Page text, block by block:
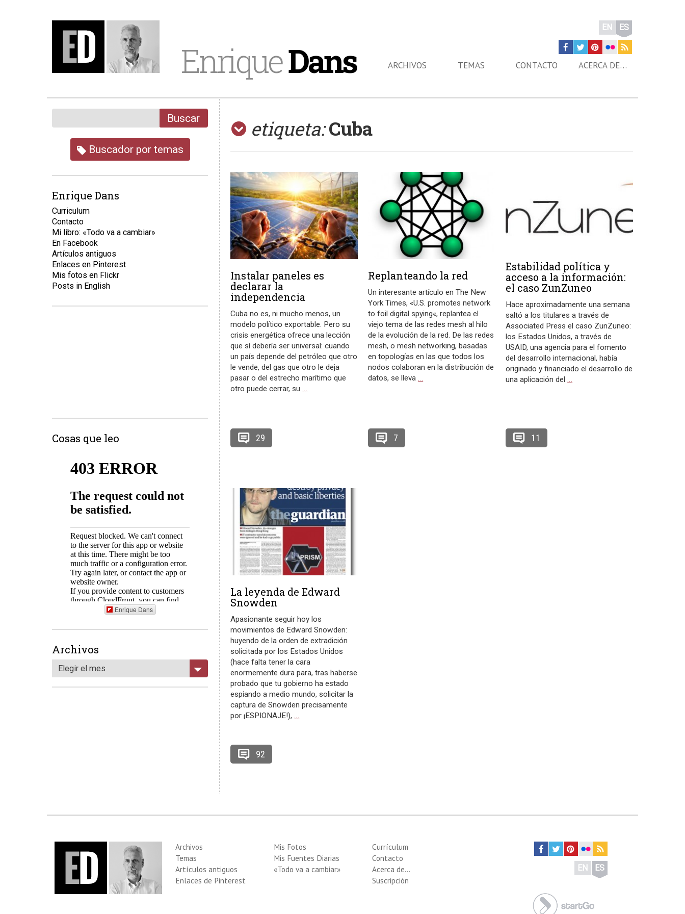
EnriqueDans
EN ES
ARCHIVOS TEMAS CONTACTO ACERCA DE…
etiqueta: Cuba
Instalar paneles es
declarar la
independencia
Cuba no es, ni mucho menos, un
modelo político exportable. Pero su
crisis energética ofrece una lección
que sí debería ser universal: cuando
un país depende del petróleo que otro
le vende, del gas que otro le deja
pasar o del estrecho marítimo que
otro puede cerrar, su…
29
Replanteando la red
Un interesante artículo en The New
York Times, «U.S. promotes network
to foil digital spying«, replantea el
viejo tema de las redes mesh al hilo
de la evolución de la red. De las redes
mesh, o mesh networking, basadas
en topologías en las que todos los
nodos colaboran en la distribución de
datos, se lleva…
7
Estabilidad política y
acceso a la información:
el caso ZunZuneo
Hace aproximadamente una semana
saltó a los titulares a través de
Associated Press el caso ZunZuneo:
los Estados Unidos, a través de
USAID, una agencia para el fomento
del desarrollo internacional, había
originado y financiado el desarrollo de
una aplicación del…
11
La leyenda de Edward
Snowden
Apasionante seguir hoy los
movimientos de Edward Snowden:
huyendo de la orden de extradición
solicitada por los Estados Unidos
(hace falta tener la cara
enormemente dura para, tras haberse
probado que tu gobierno ha estado
espiando a medio mundo, solicitar la
captura de Snowden precisamente
por ¡ESPIONAJE!),…
92
Buscar
Buscador por temas
Enrique Dans
Curriculum
Contacto
Mi libro: «Todo va a cambiar»
En Facebook
Artículos antiguos
Enlaces en Pinterest
Mis fotos en Flickr
Posts in English
Cosas que leo
Enrique Dans
Archivos
Elegir el mes
Archivos
Temas
Artículos antiguos
Enlaces de Pinterest
Mis Fotos
Mis Fuentes Diarias
«Todo va a cambiar»
Currículum
Contacto
Acerca de…
Suscripción
EN ES